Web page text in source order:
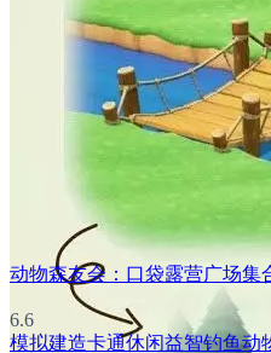
动物森友会：口袋露营广场集
6.6
模拟建造卡通休闲益智钓鱼动